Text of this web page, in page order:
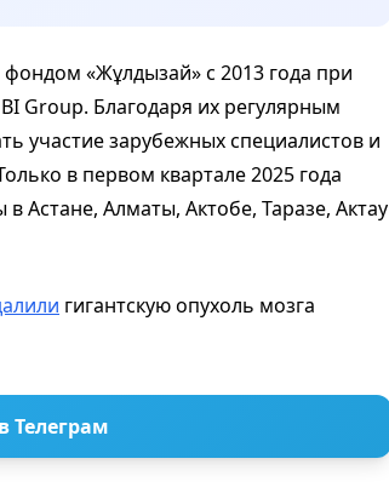
«Жұлдызай» с 2013 года при
Group. Благодаря их регулярным
участие зарубежных специалистов и
в первом квартале 2025 года
Астане, Алматы, Актобе, Таразе, Актау
гигантскую опухоль мозга
Телеграм